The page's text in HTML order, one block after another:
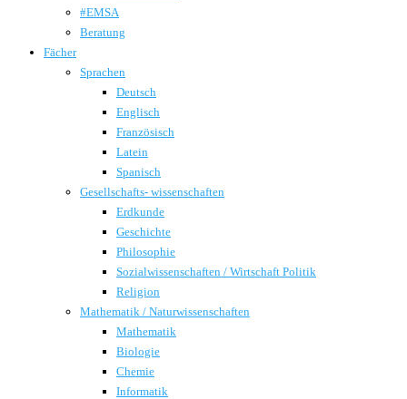
#EMSA
Beratung
Fächer
Sprachen
Deutsch
Englisch
Französisch
Latein
Spanisch
Gesellschafts- wissenschaften
Erdkunde
Geschichte
Philosophie
Sozialwissenschaften / Wirtschaft Politik
Religion
Mathematik / Naturwissenschaften
Mathematik
Biologie
Chemie
Informatik